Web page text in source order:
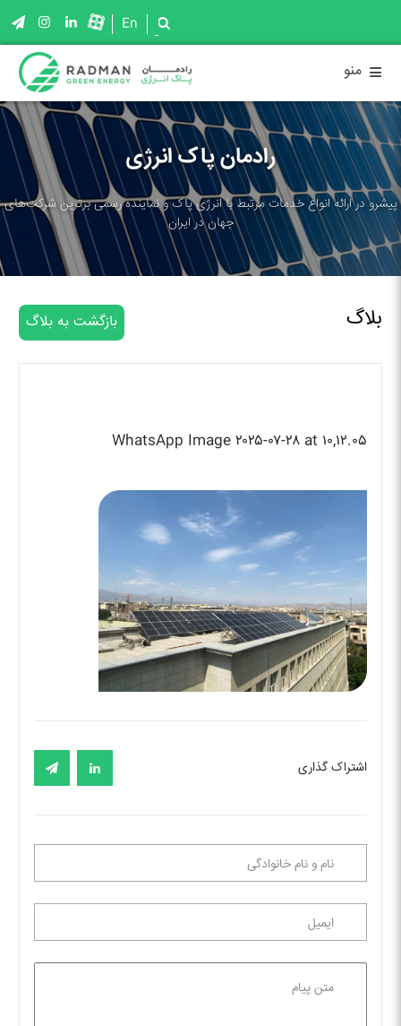
En
≡ منو
رادمان پاک انرژی
پیشرو در ارائه انواع خدمات مرتبط با انرژی پاک و نماینده رسمی برترین شرکت‌های
جهان در ایران
بلاگ بازگشت به بلاگ
WhatsApp Image ۲۰۲۵-۰۷-۲۸ at ۱۰,۱۲.۰۵
اشتراک گذاری